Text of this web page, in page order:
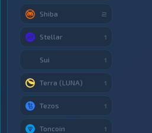
Shiba 2
Stellar 1
Sui 1
Terra (LUNA) 1
Tezos 1
Toncoin 1